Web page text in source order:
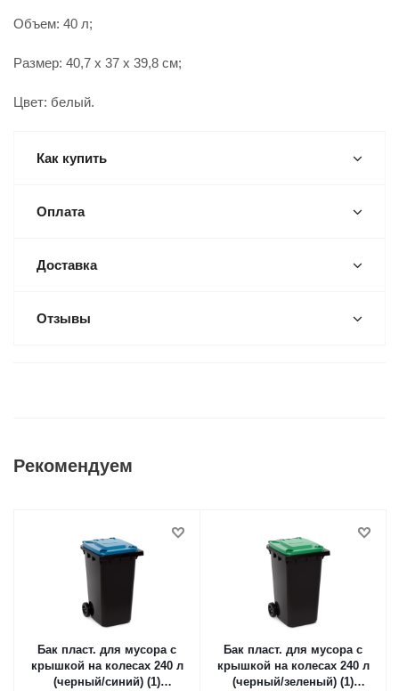
Объем: 40 л;
Размер: 40,7 x 37 x 39,8 см;
Цвет: белый.
Как купить
Оплата
Доставка
Отзывы
Рекомендуем
Бак пласт. для мусора с
крышкой на колесах 240 л
(черный/синий) (1)
Бак пласт. для мусора с
крышкой на колесах 240 л
(черный/зеленый) (1)